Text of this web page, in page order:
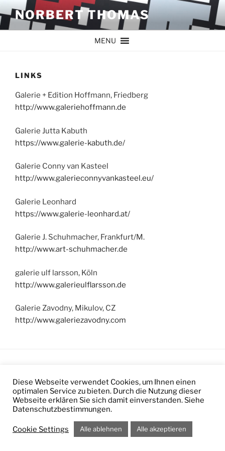
Inhalt
springen
NORBERT THOMAS
MENU
LINKS
Galerie + Edition Hoffmann, Friedberg
http://www.galeriehoffmann.de
Galerie Jutta Kabuth
https://www.galerie-kabuth.de/
Galerie Conny van Kasteel
http://www.galerieconnyvankasteel.eu/
Galerie Leonhard
https://www.galerie-leonhard.at/
Galerie J. Schuhmacher, Frankfurt/M.
http://www.art-schuhmacher.de
galerie ulf larsson, Köln
http://www.galerieulflarsson.de
Galerie Zavodny, Mikulov, CZ
http://www.galeriezavodny.com
Impressum/Datenschutz
Diese Webseite verwendet Cookies, um Ihnen einen
optimalen Service zu bieten. Durch die Nutzung dieser
Webseite erklären Sie sich damit einverstanden. Siehe
Datenschutzbestimmungen.
Cookie Settings Alle ablehnen Alle akzeptieren